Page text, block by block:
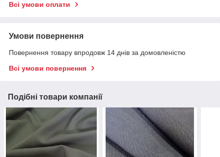
Всі умови оплати
Умови повернення
Повернення товару впродовж 14 днів за домовленістю
Всі умови повернення
Подібні товари компанії